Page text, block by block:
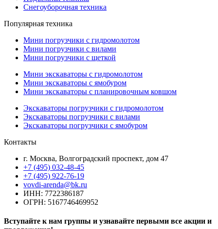
Снегоуборочная техника
Популярная техника
Мини погрузчики с гидромолотом
Мини погрузчики с вилами
Мини погрузчики с щеткой
Мини экскаваторы с гидромолотом
Мини экскаваторы с ямобуром
Мини экскаваторы с планировочным ковшом
Экскаваторы погрузчики с гидромолотом
Экскаваторы погрузчики с вилами
Экскаваторы погрузчики с ямобуром
Контакты
г. Москва, Волгоградский проспект, дом 47
+7 (495) 032-48-45
+7 (495) 922-76-19
vovdi-arenda@bk.ru
ИНН: 7722386187
ОГРН: 5167746469952
Вступайте к нам группы и узнавайте первыми все акции и